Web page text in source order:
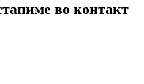
во контакт